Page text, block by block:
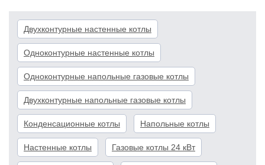
Двухконтурные настенные котлы
Одноконтурные настенные котлы
Одноконтурные напольные газовые котлы
Двухконтурные напольные газовые котлы
Конденсационные котлы Напольные котлы
Настенные котлы Газовые котлы 24 кВт